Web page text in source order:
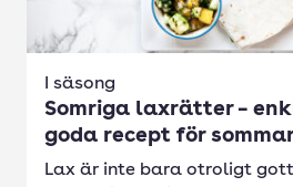
I säsong
Somriga laxrätter –
goda recept för
Lax är inte bara otroligt